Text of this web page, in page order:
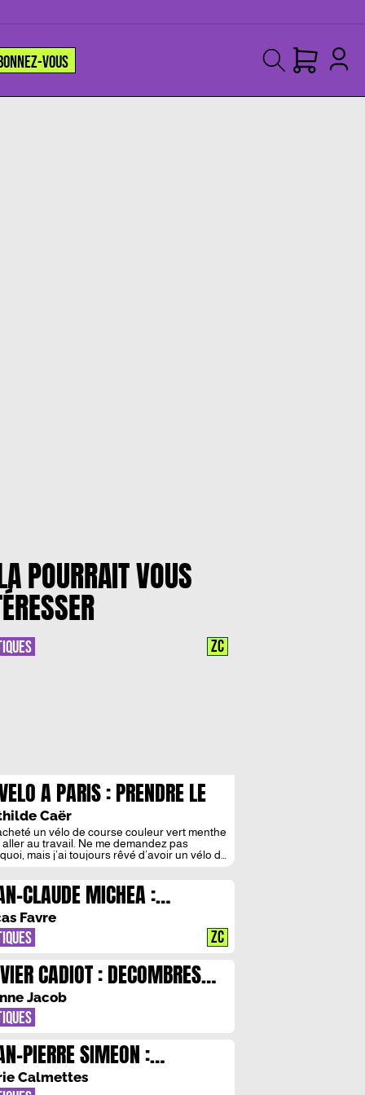
VOUS
POURRAIT VOUS
A PARIS : PRENDRE LE
DE LA VILLE
Caër
un vélo de course couleur vert menthe
au travail. Ne me demandez pas
mais j’ai toujours rêvé d’avoir un vélo de
le guidon en forme de cornes de bélier. […]
ZC
CLAUDE MICHEA :
ET LIMITES DE
CONSERVATEUR
Favre
ZC
CADIOT : DECOMBRES
Jacob
PIERRE SIMEON :
GALLIMARD, HISTOIRE
Calmettes